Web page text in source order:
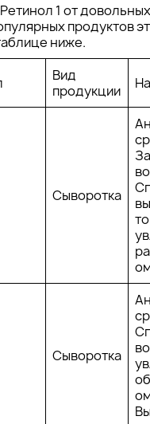
1 от
продуктов
ниже.
Вид
продукции
Сыворотка
Сыворотка